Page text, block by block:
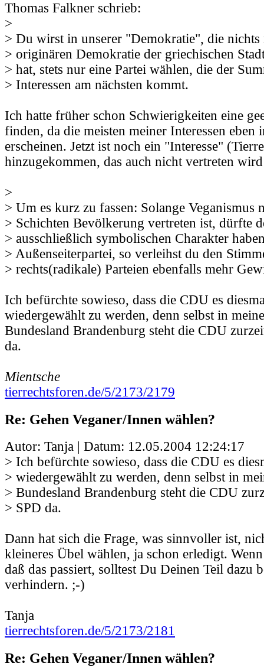
Thomas Falkner schrieb:
>
> Du wirst in unserer "Demokratie", die nichts
> originären Demokratie der griechischen
> hat, stets nur eine Partei wählen, die der
> Interessen am nächsten kommt.
Ich hatte früher schon Schwierigkeiten eine
finden, da die meisten meiner Interessen eben
erscheinen. Jetzt ist noch ein "Interesse"
hinzugekommen, das auch nicht vertreten
>
> Um es kurz zu fassen: Solange Veganismus
> Schichten Bevölkerung vertreten ist, dürfte
> ausschließlich symbolischen Charakter
> Außenseiterpartei, so verleihst du den
> rechts(radikale) Parteien ebenfalls mehr
Ich befürchte sowieso, dass die CDU es
wiedergewählt zu werden, denn selbst in
Bundesland Brandenburg steht die CDU
da.
Mientsche
tierrechtsforen.de/5/2173/2179
Re: Gehen Veganer/Innen wählen?
Autor: Tanja | Datum: 12.05.2004 12:24:17
> Ich befürchte sowieso, dass die CDU es
> wiedergewählt zu werden, denn selbst in
> Bundesland Brandenburg steht die CDU
> SPD da.
Dann hat sich die Frage, was sinnvoller ist,
kleineres Übel wählen, ja schon erledigt.
daß das passiert, solltest Du Deinen Teil dazu
verhindern. ;-)
Tanja
tierrechtsforen.de/5/2173/2181
Re: Gehen Veganer/Innen wählen?